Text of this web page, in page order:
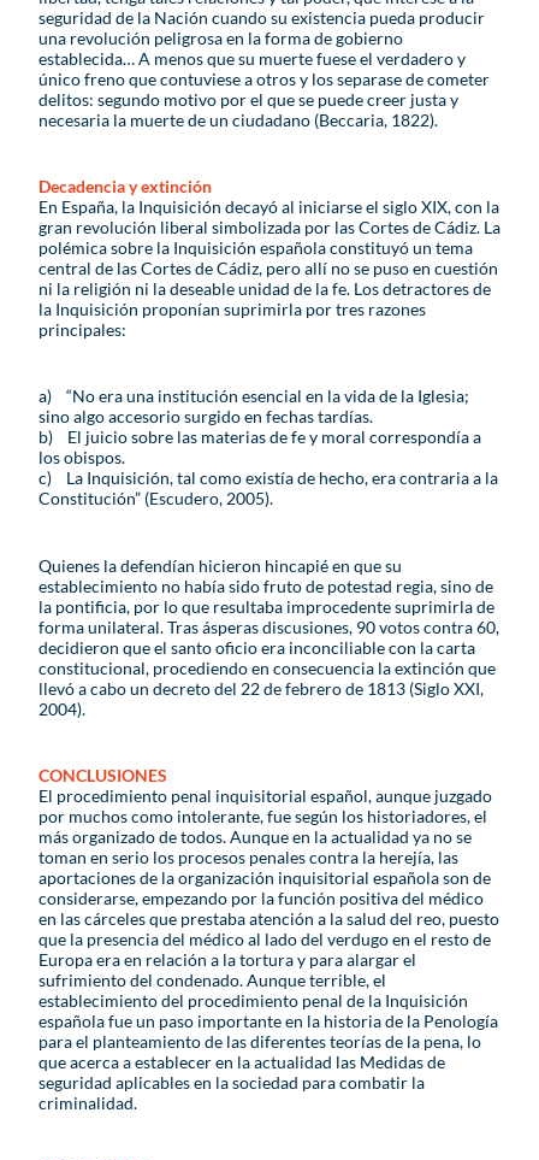
seguridad de la Nación cuando su existencia pueda producir
una revolución peligrosa en la forma de gobierno
establecida… A menos que su muerte fuese el verdadero y
único freno que contuviese a otros y los separase de cometer
delitos: segundo motivo por el que se puede creer justa y
necesaria la muerte de un ciudadano (Beccaria, 1822).
Decadencia y extinción
En España, la Inquisición decayó al iniciarse el siglo XIX, con la
gran revolución liberal simbolizada por las Cortes de Cádiz. La
polémica sobre la Inquisición española constituyó un tema
central de las Cortes de Cádiz, pero allí no se puso en cuestión
ni la religión ni la deseable unidad de la fe. Los detractores de
la Inquisición proponían suprimirla por tres razones
principales:
a) “No era una institución esencial en la vida de la Iglesia;
sino algo accesorio surgido en fechas tardías.
b) El juicio sobre las materias de fe y moral correspondía a
los obispos.
c) La Inquisición, tal como existía de hecho, era contraria a la
Constitución” (Escudero, 2005).
Quienes la defendían hicieron hincapié en que su
establecimiento no había sido fruto de potestad regia, sino de
la pontificia, por lo que resultaba improcedente suprimirla de
forma unilateral. Tras ásperas discusiones, 90 votos contra 60,
decidieron que el santo oficio era inconciliable con la carta
constitucional, procediendo en consecuencia la extinción que
llevó a cabo un decreto del 22 de febrero de 1813 (Siglo XXI,
2004).
CONCLUSIONES
El procedimiento penal inquisitorial español, aunque juzgado
por muchos como intolerante, fue según los historiadores, el
más organizado de todos. Aunque en la actualidad ya no se
toman en serio los procesos penales contra la herejía, las
aportaciones de la organización inquisitorial española son de
considerarse, empezando por la función positiva del médico
en las cárceles que prestaba atención a la salud del reo, puesto
que la presencia del médico al lado del verdugo en el resto de
Europa era en relación a la tortura y para alargar el
sufrimiento del condenado. Aunque terrible, el
establecimiento del procedimiento penal de la Inquisición
española fue un paso importante en la historia de la Penología
para el planteamiento de las diferentes teorías de la pena, lo
que acerca a establecer en la actualidad las Medidas de
seguridad aplicables en la sociedad para combatir la
criminalidad.